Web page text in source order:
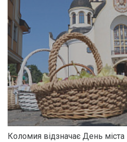
Коломия відзначає День міста